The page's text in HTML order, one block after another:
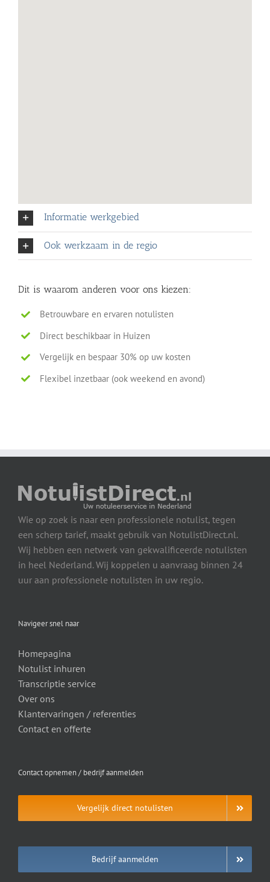
Informatie werkgebied
Ook werkzaam in de regio
Dit is waarom anderen voor ons kiezen:
Betrouwbare en ervaren notulisten
Direct beschikbaar in Huizen
Vergelijk en bespaar 30% op uw kosten
Flexibel inzetbaar (ook weekend en avond)
Wie op zoek is naar een professionele notulist, tegen
een scherp tarief, maakt gebruik van NotulistDirect.nl.
Wij hebben een netwerk van gekwalificeerde notulisten
in heel Nederland. Wij koppelen u aanvraag binnen 24
uur aan professionele notulisten in uw regio.
Navigeer snel naar
Homepagina
Notulist inhuren
Transcriptie service
Over ons
Klantervaringen / referenties
Contact en offerte
Contact opnemen / bedrijf aanmelden
Vergelijk direct notulisten
Bedrijf aanmelden